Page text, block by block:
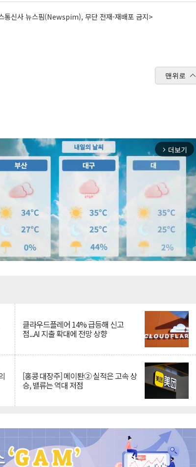
통신사 뉴스핌(Newspim), 무단 전재-재배포 금지>
맨위로
arrow_forward_ios 더보기
클라우드플레어 14% 급등해 신고
점...AI 지출 확대에 전망 상향
[홍콩 대장주] 메이퇀② 실적은 고속 상
승, 밸류는 역대 저점